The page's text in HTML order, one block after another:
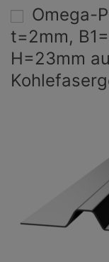
Omega-
t=2mm,
H=23mm